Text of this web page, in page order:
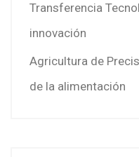
Transferencia
innovación
Agricultura de
de la alimentación